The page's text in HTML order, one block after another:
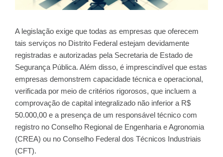
A legislação exige que todas as empresas que oferecem
tais serviços no Distrito Federal estejam devidamente
registradas e autorizadas pela Secretaria de Estado de
Segurança Pública. Além disso, é imprescindível que estas
empresas demonstrem capacidade técnica e operacional,
verificada por meio de critérios rigorosos, que incluem a
comprovação de capital integralizado não inferior a R$
50.000,00 e a presença de um responsável técnico com
registro no Conselho Regional de Engenharia e Agronomia
(CREA) ou no Conselho Federal dos Técnicos Industriais
(CFT).